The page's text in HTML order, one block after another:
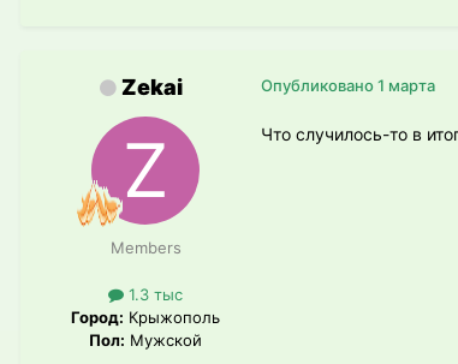
Zekai
Members
1.3 тыс
Город: Крыжополь
Пол: Мужской
Опубликовано1 марта
Что случилось-то в